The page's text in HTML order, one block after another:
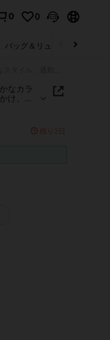
0 0
バッグ＆リュック
なカラ
け、個
です。
ンズを
氏へのプ
ル、そ
残り2日